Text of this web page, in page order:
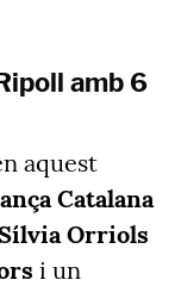
amb 6
aquest
Catalana
Orriols
i un